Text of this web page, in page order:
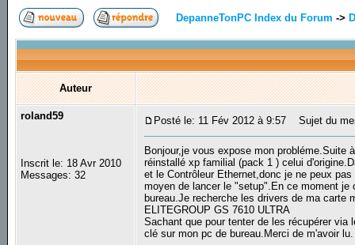
DepanneTonPC Index du Forum ->
Auteur
roland59
Inscrit le: 18 Avr 2010
Messages: 32
Posté le: 11 Fév 2012 à 9:57 Sujet du
Bonjour,je vous expose mon probléme.Suite
réinstallé xp familial (pack 1 ) celui
et le Contrôleur Ethernet,donc je ne peux
moyen de lancer le "setup".En ce moment
bureau.Je recherche les drivers de ma carte
ELITEGROUP GS 7610 ULTRA
Sachant que pour tenter de les récupérer
clé sur mon pc de bureau.Merci de m'avoir